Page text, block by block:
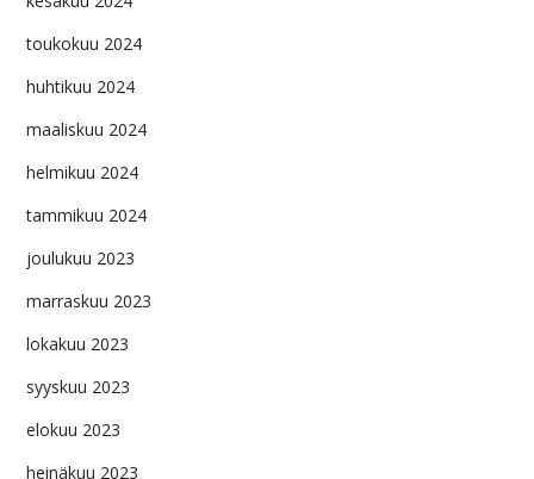
toukokuu 2024
huhtikuu 2024
maaliskuu 2024
helmikuu 2024
tammikuu 2024
joulukuu 2023
marraskuu 2023
lokakuu 2023
syyskuu 2023
elokuu 2023
heinäkuu 2023